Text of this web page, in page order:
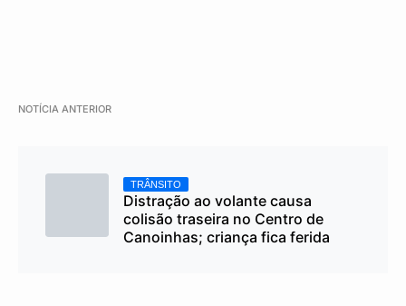
NOTÍCIA ANTERIOR
TRÂNSITO
Distração ao volante causa
colisão traseira no Centro de
Canoinhas; criança fica ferida